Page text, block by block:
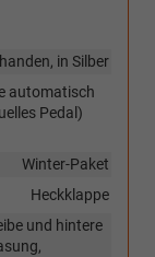
in Silber
automatisch
Pedal)
Winter-Paket
Heckklappe
und hintere